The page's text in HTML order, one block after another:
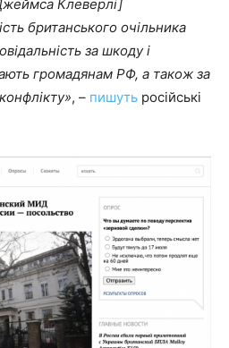
Клеверлі]
британського очільника
за шкоду і
громадянам РФ, а також за
, – пишуть російські